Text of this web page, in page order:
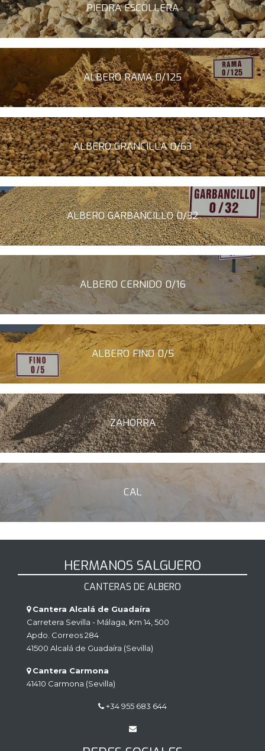
PIEDRA ESCOLLERA
ALBERO RAMA 0/125
ALBERO GRANCILLA 0/63
ALBERO GARBANCILLO 0/32
ALBERO CERNIDO 0/16
ALBERO FINO 0/5
ZAHORRA
CAL
HERMANOS SALGUERO
CANTERAS DE ALBERO
Cantera Alcalá de Guadaíra
Carretera Sevilla - Málaga, Km 14, 500
Apdo. Correos 284
41500 Alcalá de Guadaíra (Sevilla)
Cantera Carmona
41410 Carmona (Sevilla)
+34 955 683 644